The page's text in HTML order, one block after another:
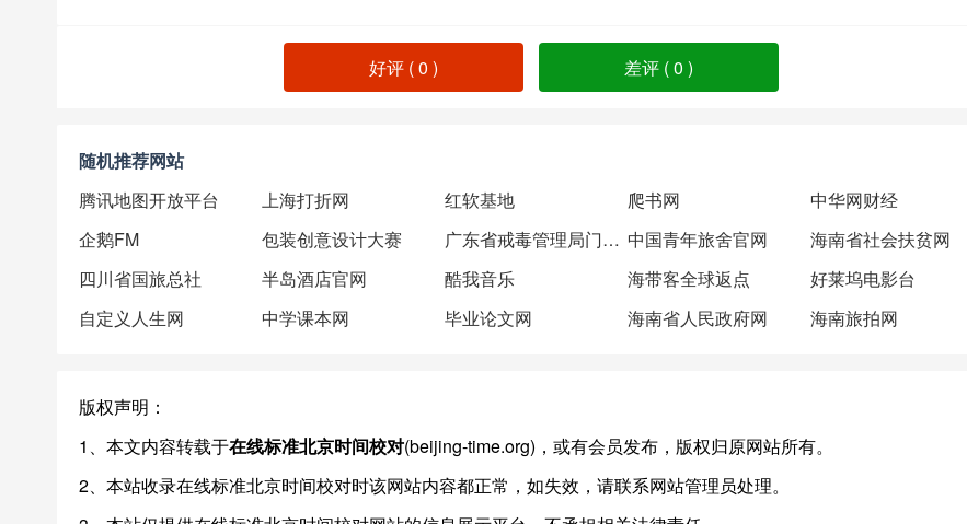
好评 (0 ) 差评 (0 )
随机推荐网站
腾讯地图开放平台
上海打折网 红软基地 爬书网
中华网财经
企鹅FM
包装创意设计大赛 广东省戒毒管理局门户网站 中国青年旅舍官网
海南省社会扶贫网
四川省国旅总社
半岛酒店官网 酷我音乐 海带客全球返点
好莱坞电影台
自定义人生网
中学课本网 毕业论文网 海南省人民政府网 海南旅拍网
版权声明：
1、本文内容转载于在线标准北京时间校对(beijing-time.org)，或有会员发布，版权归原网站所有。
2、本站收录在线标准北京时间校对时该网站内容都正常，如失效，请联系网站管理员处理。